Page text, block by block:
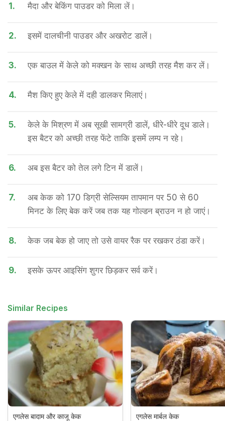
1. मैदा और बेकिंग पाउडर को मिला लें।
2. इसमें दालचीनी पाउडर और अखरोट डालें।
3. एक बाउल में केले को मक्खन के साथ अच्छी तरह मैश कर लें।
4. मैश किए हुए केले में दही डालकर मिलाएं।
5.
केले के मिश्रण में अब सूखी सामग्री डालें, धीरे-धीरे दूध डाले।
इस बैटर को अच्छी तरह फेंटे ताकि इसमें लम्प न रहे।
6. अब इस बैटर को तेल लगे टिन में डालें।
7.
अब केक को 170 डिग्री सेल्सियम तापमान पर 50 से 60
मिनट के लिए बे​क करें जब तक यह गोल्डन ब्राउन न हो जाएं।
8. केक जब बेक हो जाए तो उसे वायर रैक पर रखकर ठंडा करें।
9. इसके ऊपर आइसिंग शुगर छिड़कर सर्व करें।
Similar Recipes
एगलेस बादाम और काजू केक एगलेस मार्बल केक